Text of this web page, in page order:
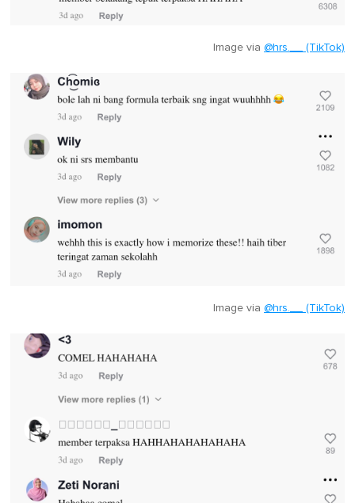
Image via @hrs.__ (TikTok)
Image via @hrs.__ (TikTok)